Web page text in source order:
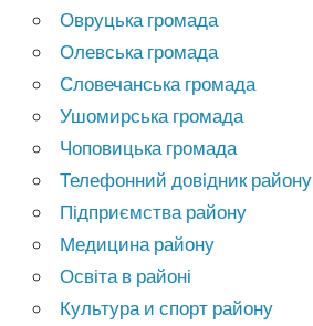
Овруцька громада
Олевська громада
Словечанська громада
Ушомирська громада
Чоповицька громада
Телефонний довідник району
Підприємства району
Медицина району
Освіта в районі
Культура и спорт району